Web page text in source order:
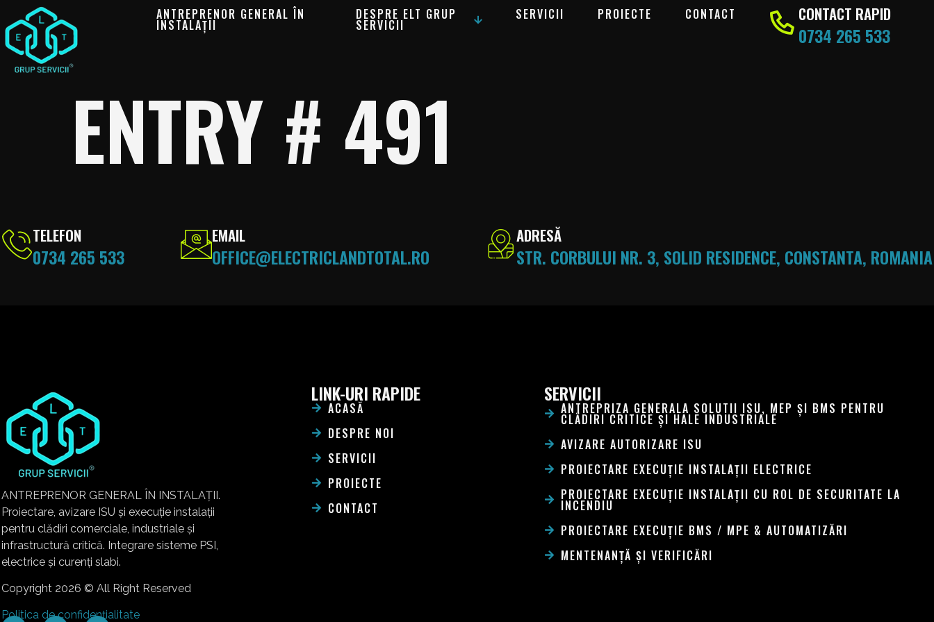
ANTREPRENOR GENERAL ÎN
INSTALAȚII
DESPRE ELT GRUP
SERVICII
SERVICII PROIECTE CONTACT CONTACT RAPID
0734 265 533
ENTRY # 491
TELEFON
0734 265 533
EMAIL
OFFICE@ELECTRICLANDTOTAL.RO
ADRESĂ
STR. CORBULUI NR. 3, SOLID RESIDENCE, CONSTANTA, ROMANIA
ANTREPRENOR GENERAL ÎN INSTALAȚII.
Proiectare, avizare ISU și execuție instalații
pentru clădiri comerciale, industriale și
infrastructură critică. Integrare sisteme PSI,
electrice și curenți slabi.
Copyright 2026 © All Right Reserved
Politica de confidențialitate
LINK-URI RAPIDE
ACASĂ
DESPRE NOI
SERVICII
PROIECTE
CONTACT
SERVICII
ANTREPRIZA GENERALA SOLUTII ISU, MEP ȘI BMS PENTRU
CLĂDIRI CRITICE ȘI HALE INDUSTRIALE
AVIZARE AUTORIZARE ISU
PROIECTARE EXECUȚIE INSTALAȚII ELECTRICE
PROIECTARE EXECUȚIE INSTALAȚII CU ROL DE SECURITATE LA
INCENDIU
PROIECTARE EXECUȚIE BMS / MPE & AUTOMATIZĂRI
MENTENANȚĂ ȘI VERIFICĂRI